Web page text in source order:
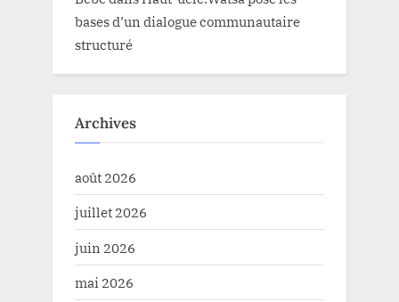
bases d’un dialogue communautaire
structuré
Archives
août 2026
juillet 2026
juin 2026
mai 2026